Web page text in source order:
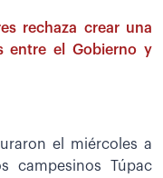
rechaza crear una
entre el Gobierno y
el miércoles a
campesinos Túpac